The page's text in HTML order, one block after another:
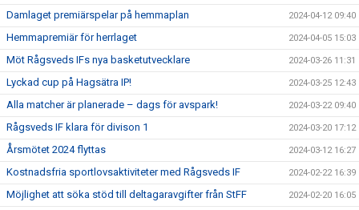
Damlaget premiärspelar på hemmaplan 2024-04-12 09:40
Hemmapremiär för herrlaget 2024-04-05 15:03
Möt Rågsveds IFs nya basketutvecklare 2024-03-26 11:31
Lyckad cup på Hagsätra IP! 2024-03-25 12:43
Alla matcher är planerade – dags för avspark! 2024-03-22 09:40
Rågsveds IF klara för divison 1 2024-03-20 17:12
Årsmötet 2024 flyttas 2024-03-12 16:27
Kostnadsfria sportlovsaktiviteter med Rågsveds IF 2024-02-22 16:39
Möjlighet att söka stöd till deltagaravgifter från StFF 2024-02-20 16:05